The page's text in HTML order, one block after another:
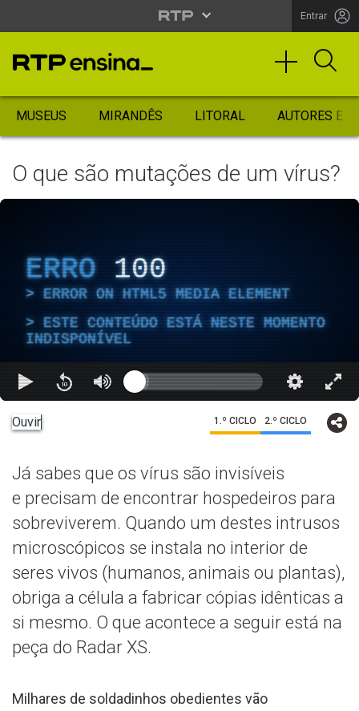
Entrar
MUSEUS MIRANDÊS LITORAL AUTORES
O que são mutações de um vírus?
ERRO 100
ERROR ON HTML5 MEDIA ELEMENT
ESTE CONTEÚDO ESTÁ NESTE MOMENTO
INDISPONÍVEL
Ouvir 1.º CICLO 2.º CICLO
Já sabes que os vírus são invisíveis
e precisam de encontrar hospedeiros para
sobreviverem. Quando um destes intrusos
microscópicos se instala no interior de
seres vivos (humanos, animais ou plantas),
obriga a célula a fabricar cópias idênticas a
si mesmo. O que acontece a seguir está na
peça do Radar XS.
Milhares de soldadinhos obedientes vão